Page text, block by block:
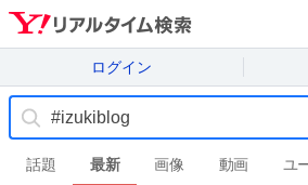
ログイン
話題 最新 画像 動画 ユ